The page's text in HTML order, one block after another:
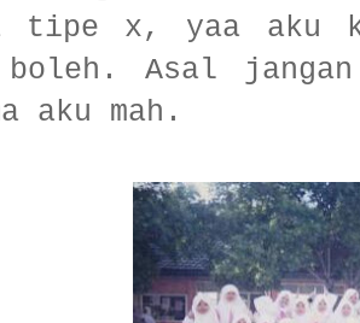
tipe x, yaa aku
Asal
aku mah.